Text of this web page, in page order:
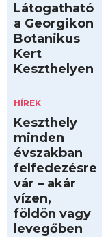
Látogatható
a Georgikon
Botanikus
Kert
Keszthelyen
HÍREK
Keszthely
minden
évszakban
felfedezésre
vár – akár
vízen,
földön vagy
levegőben